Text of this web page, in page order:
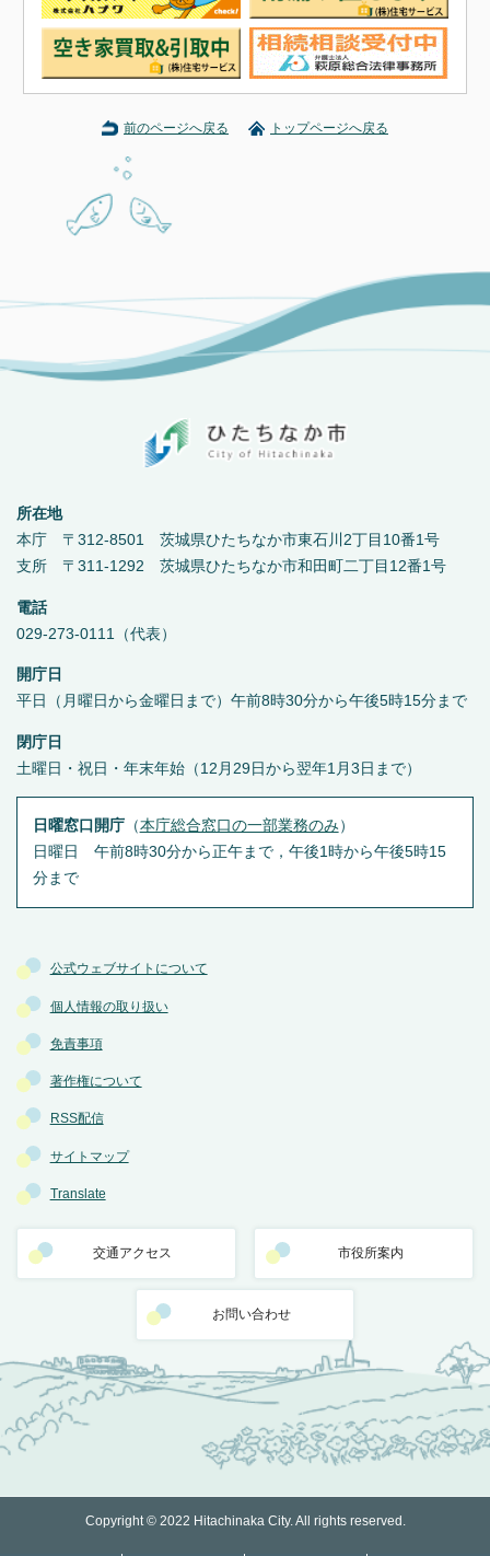
前のページへ戻る トップページへ戻る
公式ウェブサイトについて
個人情報の取り扱い
免責事項
著作権について
RSS配信
サイトマップ
Translate
交通アクセス 市役所案内
お問い合わせ
所在地
本庁 〒312-8501 茨城県ひたちなか市東石川2丁目10番1号
支所 〒311-1292 茨城県ひたちなか市和田町二丁目12番1号
電話
029-273-0111（代表）
開庁日
平日（月曜日から金曜日まで）午前8時30分から午後5時15分まで
閉庁日
土曜日・祝日・年末年始（12月29日から翌年1月3日まで）
日曜窓口開庁（本庁総合窓口の一部業務のみ ）
日曜日 午前8時30分から正午まで，午後1時から午後5時15
分まで
Copyright © 2022 Hitachinaka City. All rights reserved.